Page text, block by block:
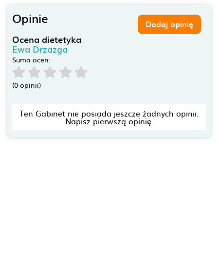
Opinie Dodaj opinię
Ocena dietetyka
Ewa Drzazga
Suma ocen:
(0 opinii)
Ten Gabinet nie posiada jeszcze żadnych opinii.
Napisz pierwszą opinię.